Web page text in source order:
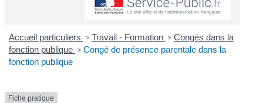
Accueil particuliers > Travail - Formation > Congés dans la
fonction publique > Congé de présence parentale dans la
fonction publique
Fiche pratique